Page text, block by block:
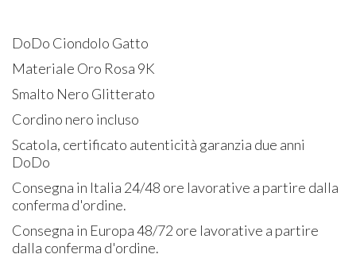
DoDo Ciondolo Gatto
Materiale Oro Rosa 9K
Smalto Nero Glitterato
Cordino nero incluso
Scatola, certificato autenticità garanzia due anni
DoDo
Consegna in Italia 24/48 ore lavorative a partire dalla
conferma d'ordine.
Consegna in Europa 48/72 ore lavorative a partire
dalla conferma d'ordine.